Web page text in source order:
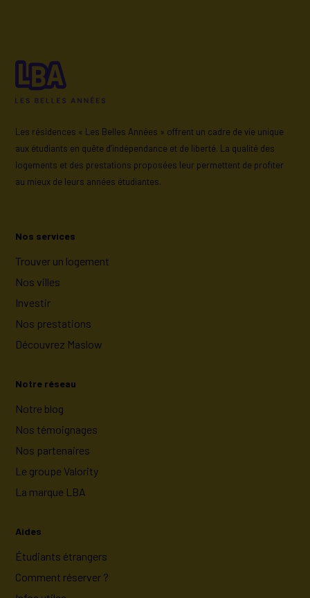
Les résidences « Les Belles Années » offrent un cadre de vie unique
aux étudiants en quête d’indépendance et de liberté. La qualité des
logements et des prestations proposées leur permettent de profiter
au mieux de leurs années étudiantes.
Nos services
Trouver un logement
Nos villes
Investir
Nos prestations
Découvrez Maslow
Notre réseau
Notre blog
Nos témoignages
Nos partenaires
Le groupe Valority
La marque LBA
Aides
Étudiants étrangers
Comment réserver ?